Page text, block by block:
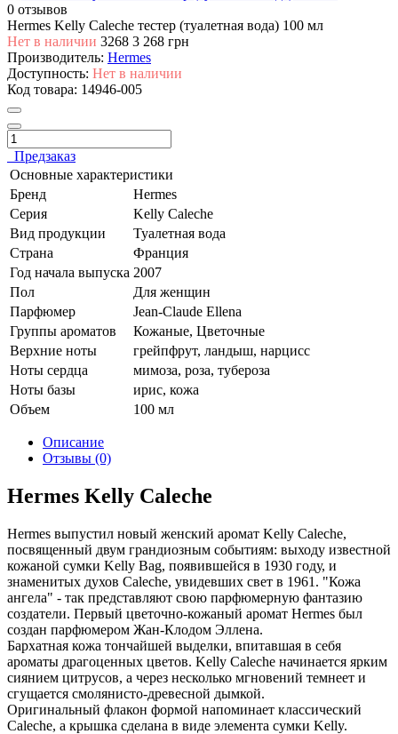
0 отзывов
Hermes Kelly Caleche тестер (туалетная вода) 100 мл
Нет в наличии 3268 3 268 грн
Производитель: Hermes
Доступность: Нет в наличии
Код товара: 14946-005
Предзаказ
Основные характеристики
Бренд
Hermes
Серия
Kelly Caleche
Вид продукции
Туалетная вода
Страна
Франция
Год начала выпуска 2007
Пол
Для женщин
Парфюмер
Jean-Claude Ellena
Группы ароматов
Кожаные, Цветочные
Верхние ноты
грейпфрут, ландыш, нарцисс
Ноты сердца
мимоза, роза, тубероза
Ноты базы
ирис, кожа
Объем
100 мл
Описание
Отзывы (0)
Hermes Kelly Caleche
Hermes выпустил новый женский аромат Kelly Caleche,
посвященный двум грандиозным событиям: выходу известной
кожаной сумки Kelly Bag, появившейся в 1930 году, и
знаменитых духов Caleche, увидевших свет в 1961. "Кожа
ангела" - так представляют свою парфюмерную фантазию
создатели. Первый цветочно-кожаный аромат Hermes был
создан парфюмером Жан-Клодом Эллена.
Бархатная кожа тончайшей выделки, впитавшая в себя
ароматы драгоценных цветов. Kelly Caleche начинается ярким
сиянием цитрусов, а через несколько мгновений темнеет и
сгущается смолянисто-древесной дымкой.
Оригинальный флакон формой напоминает классический
Caleche, а крышка сделана в виде элемента сумки Kelly.